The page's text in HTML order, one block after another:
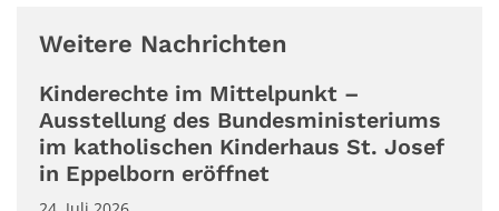
Weitere Nachrichten
Kinderechte im Mittelpunkt –
Ausstellung des Bundesministeriums
im katholischen Kinderhaus St. Josef
in Eppelborn eröffnet